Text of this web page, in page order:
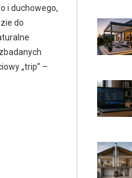
i duchowego,
do
„trip” –